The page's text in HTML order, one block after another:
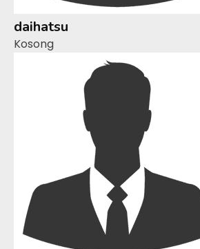
daihatsu
Kosong